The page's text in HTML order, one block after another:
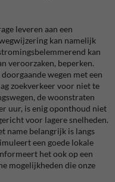
leveren aan een
kan namelijk
kan
veroorzaken, beperken.
wegen met een
zoekverkeer voor niet te
de woonstraten
uur, is enig oponthoud niet
voor lagere snelheden.
name belangrijk is langs
een goede lokale
het ook op een
mogelijkheden die onze